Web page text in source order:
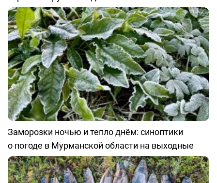
Заморозки ночью и тепло днём: синоптики
о погоде в Мурманской области на выходные